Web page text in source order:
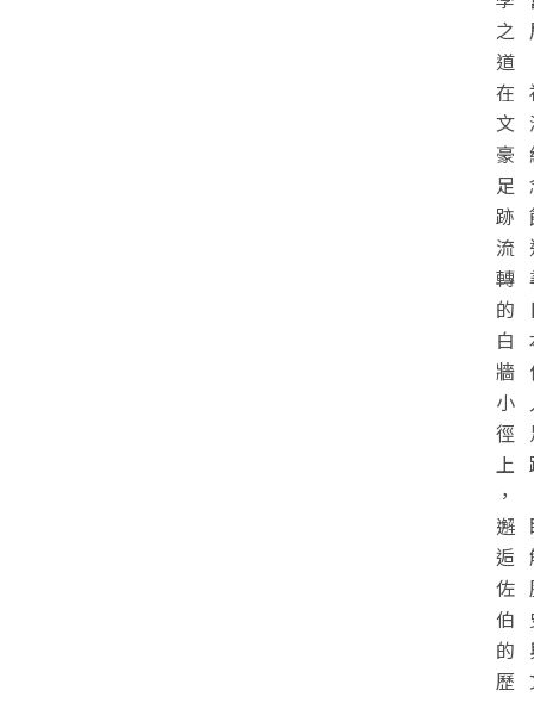
之
道
在
文
豪
足
跡
流
轉
的
白
牆
小
徑
上
，
邂
逅
佐
伯
的
歷